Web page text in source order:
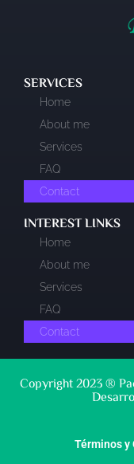
SERVICES
Home
About me
Services
FAQ
Contact
INTEREST LINKS​
Home
About me
Services
FAQ
Contact
Copyright 2023 ®
Términos y